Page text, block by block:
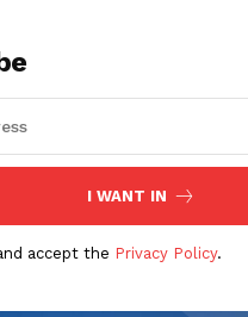
I WANT IN
accept the Privacy Policy.